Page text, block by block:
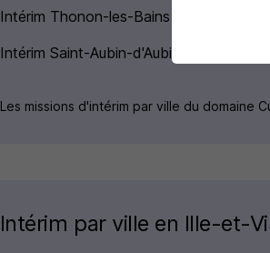
Intérim Thonon-les-Bains Culture
Intérim Saint-Aubin-d'Aubigné Culture
Les missions d'intérim par ville du domaine
Intérim par ville en Ille-et-